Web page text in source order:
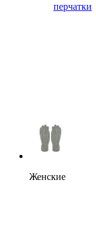
перчатки
Женские